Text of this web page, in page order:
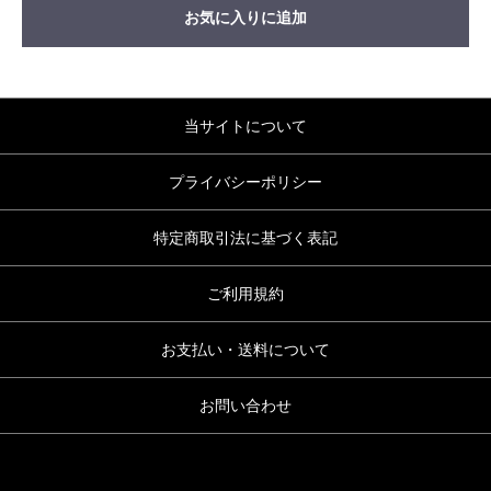
お気に入りに追加
当サイトについて
プライバシーポリシー
特定商取引法に基づく表記
ご利用規約
お支払い・送料について
お問い合わせ